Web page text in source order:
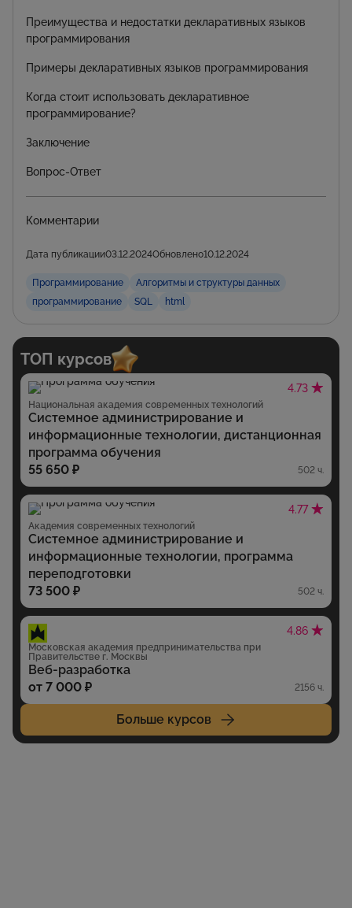
Преимущества и недостатки декларативных языков
программирования
Примеры декларативных языков программирования
Когда стоит использовать декларативное
программирование?
Заключение
Вопрос-Ответ
Комментарии
Дата публикации03.12.2024Обновлено10.12.2024
Программирование
Алгоритмы и структуры данных
программирование
SQL html
ТОП курсов
4.73
Национальная академия современных технологий
Системное администрирование и
информационные технологии, дистанционная
программа обучения
55 650 ₽
502 ч.
4.77
Академия современных технологий
Системное администрирование и
информационные технологии, программа
переподготовки
73 500 ₽
502 ч.
4.86
Московская академия предпринимательства при
Правительстве г. Москвы
Веб-разработка
от 7 000 ₽
2156 ч.
Больше курсов